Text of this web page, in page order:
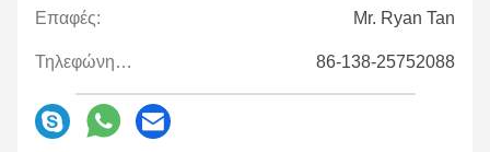
Επαφές: Mr. Ryan Tan
Τηλεφώνημα: 86-138-25752088